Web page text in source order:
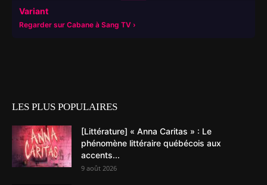
Variant
Regarder sur Cabane à Sang TV
LES PLUS POPULAIRES
[Littérature] « Anna Caritas » : Le
phénomène littéraire québécois aux
accents...
9 août 2026